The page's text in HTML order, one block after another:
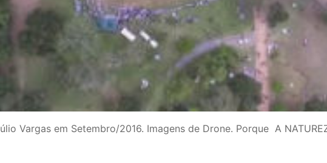
Vargas em Setembro/2016. Imagens de Drone. Porque A